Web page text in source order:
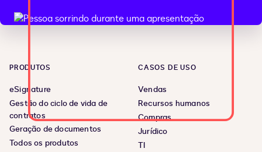
PRODUTOS
eSignature
Gestão do ciclo de vida de
contratos
Geração de documentos
Todos os produtos
CASOS DE USO
Vendas
Recursos humanos
Compras
Jurídico
TI